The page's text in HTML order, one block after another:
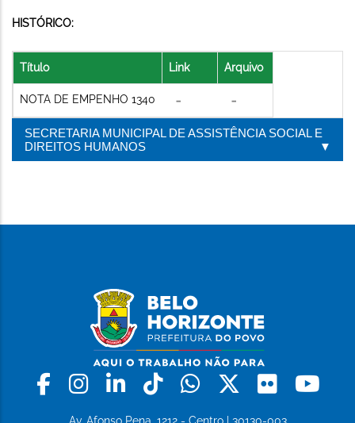
HISTÓRICO:
Título Link Arquivo
NOTA DE EMPENHO 1340
SECRETARIA MUNICIPAL DE ASSISTÊNCIA SOCIAL E
DIREITOS HUMANOS
Facebook
Instagram
LinkedinTiktokWhatsapp
X Flickr
Av. Afonso Pena, 1212 - Centro | 30130-003